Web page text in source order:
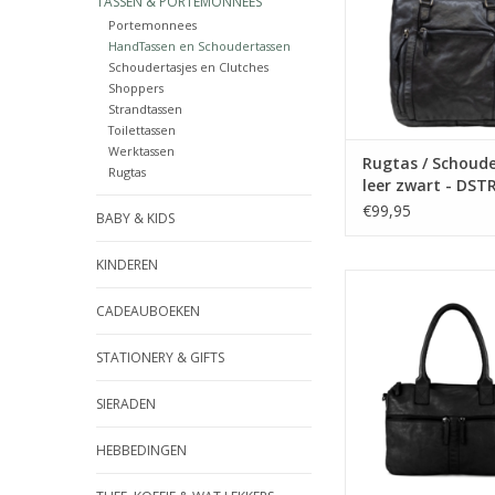
Portemonnees
HandTassen en Schoudertassen
Schoudertasjes en Clutches
Shoppers
Strandtassen
Toilettassen
Werktassen
Rugtas
BABY & KIDS
KINDEREN
CADEAUBOEKEN
STATIONERY & GIFTS
SIERADEN
HEBBEDINGEN
een dagje
TOEVOEGEN AAN
Rugtas /
leer zwart -
€99,95
een Dubbel vak
binnenkant en het
groot genoeg voor
laptop. Deze vak is
met een rits. Aan de
verschillende
extra vakjes voor
TOEVOEGEN AAN